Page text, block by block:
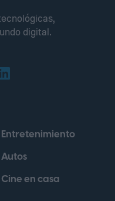
digital.
Entretenimiento
Autos
Cine en casa